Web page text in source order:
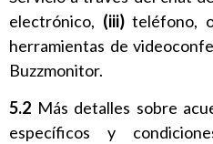
electrónico, (iii)teléfono,
herramientas de
Buzzmonitor.
5.2 Más detalles sobre
específicos y